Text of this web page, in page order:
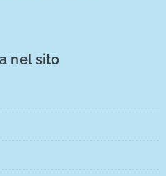
nel sito